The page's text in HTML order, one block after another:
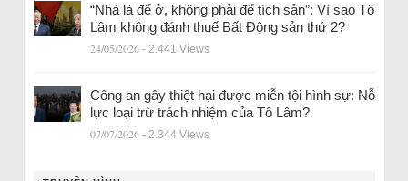
“Nhà là để ở, không phải để tích sản”: Vì sao Tô
Lâm không đánh thuế Bất Động sản thứ 2?
24/05/2026 - 2.441 Views
Công an gây thiệt hại được miễn tội hình sự: Nỗ
lực loại trừ trách nhiệm của Tô Lâm?
07/07/2026 - 2.344 Views